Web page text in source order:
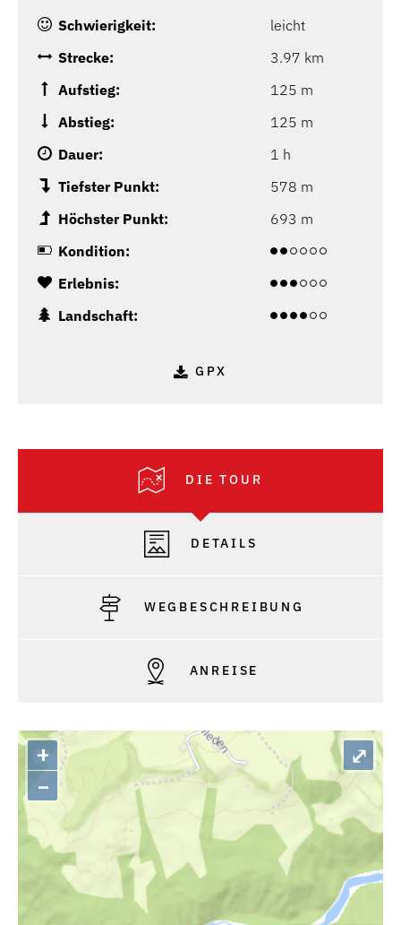
Schwierigkeit:
leicht
Strecke:
3.97 km
Aufstieg:
125 m
Abstieg:
125 m
Dauer:
1 h
Tiefster Punkt:
578 m
Höchster Punkt:
693 m
Kondition:
Erlebnis:
Landschaft:
GPX
DIE TOUR
DETAILS
WEGBESCHREIBUNG
ANREISE
+
–
⤢